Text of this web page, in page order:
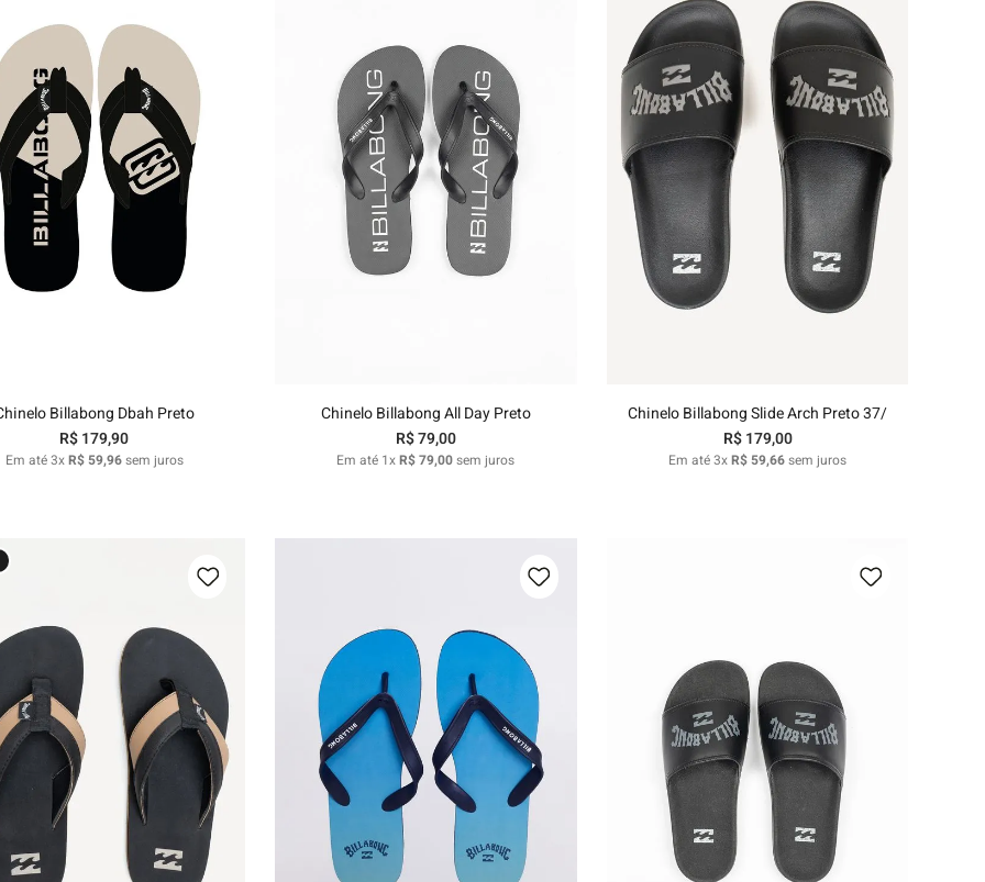
39/40 43/44
Billabong Dbah Preto
R$179,90
Em até3xR$ 59,96sem juros
Chinelo Billabong All Day Preto
R$79,00
Em até 1xR$79,00sem juros
37/38 41/42
Chinelo Billabong Slide Arch Preto 37/
R$ 179,00
Em até3xR$ 59,66sem juros